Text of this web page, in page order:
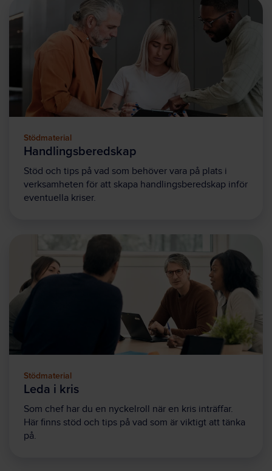
Stödmaterial
Handlingsberedskap
Stöd och tips på vad som behöver vara på plats i
verksamheten för att skapa handlingsberedskap inför
eventuella kriser.
Stödmaterial
Leda i kris
Som chef har du en nyckelroll när en kris inträffar.
Här finns stöd och tips på vad som är viktigt att tänka
på.